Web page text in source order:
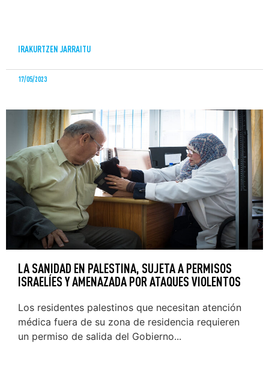
IRAKURTZEN JARRAITU
17/05/2023
LA SANIDAD EN PALESTINA, SUJETA A PERMISOS
ISRAELÍES Y AMENAZADA POR ATAQUES VIOLENTOS
Los residentes palestinos que necesitan atención
médica fuera de su zona de residencia requieren
un permiso de salida del Gobierno...